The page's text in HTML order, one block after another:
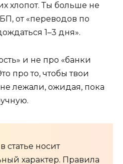
хлопот. Ты больше не
от «переводов по
1–3 дня».
и не про «банки
про то, чтобы твои
лежали, ожидая, пока
носит
характер. Правила